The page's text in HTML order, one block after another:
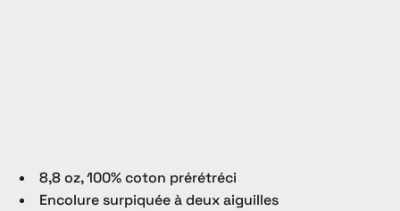
8,8 oz, 100% coton prérétréci
Encolure surpiquée à deux aiguilles